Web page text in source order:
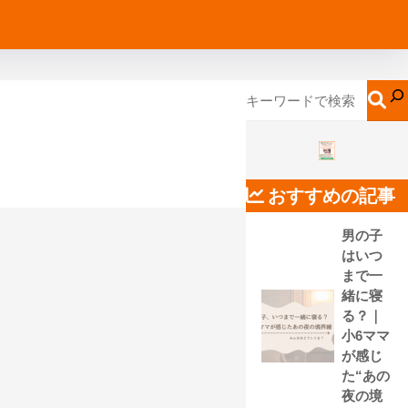
おすすめの記事
男の子
はいつ
まで一
緒に寝
る？｜
小6ママ
が感じ
た“あの
夜の境